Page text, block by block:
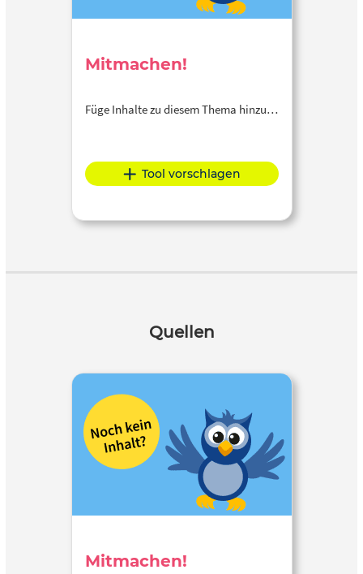
Mitmachen!
Füge Inhalte zu diesem Thema hinzu…
Tool vorschlagen
Quellen
Mitmachen!